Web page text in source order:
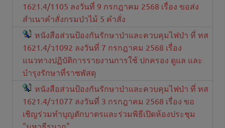
1621.4/1105 ลงวันที่ 9 กรกฎาคม 2568 เรื่อง ขอส่ง
สำเนาคำสั่งกรมป่าไม้ 5 คำสั่ง
หนังสือส่วนป้องกันรักษาป่าและควบคุมไฟป่า ที่ ทส
1621.4/ว1092 ลงวันที่ 7 กรกฎาคม 2568 เรื่อง
แนวทางปฏิบัติการรายงานการใช้ ปกครอง ดูแล และ
บำรุงรักษาที่ราชพัสดุ
หนังสือส่วนป้องกันรักษาป่าและควบคุมไฟป่า ที่ ทส
1621.4/ว1077 ลงวันที่ 3 กรกฎาคม 2568 เรื่อง ขอ
เชิญร่วมทำบุญตักบาตรและร่วมพิธีเปิดห้องประชุม
"มหาธีรนาถ"